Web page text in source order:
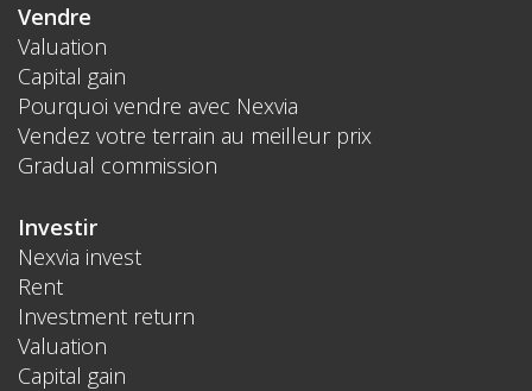
Vendre
Valuation
Capital gain
Pourquoi vendre avec Nexvia
Vendez votre terrain au meilleur prix
Gradual commission
Investir
Nexvia invest
Rent
Investment return
Valuation
Capital gain